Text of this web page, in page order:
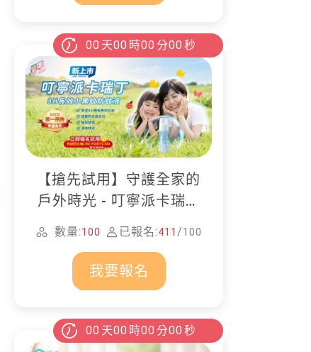
00 天00 時00 分00 秒
【搶先試用】守護全家的
戶外時光 - 叮寧派卡瑞丁
防蚊液
數量:100 已報名:411 /100
我要報名
00 天00 時00 分00 秒